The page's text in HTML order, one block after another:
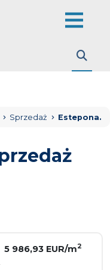
Sprzedaż Estepona.
5 986,93 EUR/m2